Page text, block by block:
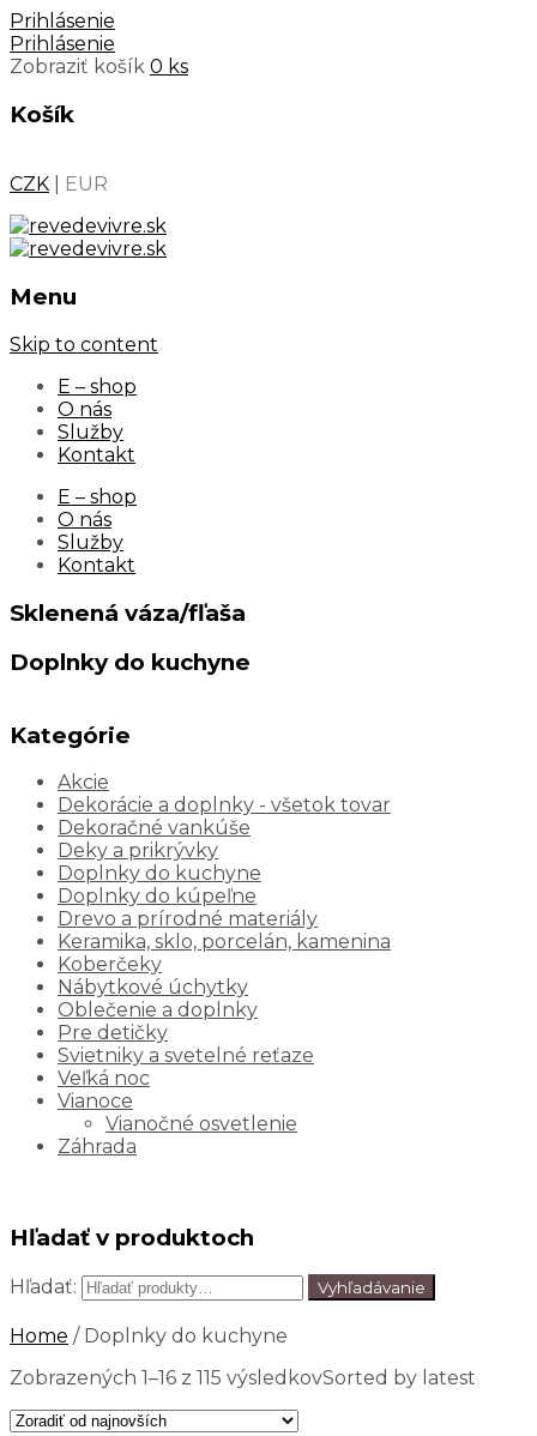
Prihlásenie
Prihlásenie
Zobraziť košík 0 ks
Košík
CZK EUR
Menu
Skip to content
E – shop
O nás
Služby
Kontakt
E – shop
O nás
Služby
Kontakt
Sklenená váza/fľaša
Doplnky do kuchyne
Home / Doplnky do kuchyne
Zobrazených 1–16 z 115 výsledkovSorted by latest
Hľadať v produktoch
Hľadať: Vyhľadávanie
Kategórie
Akcie
Dekorácie a doplnky - všetok tovar
Dekoračné vankúše
Deky a prikrývky
Doplnky do kuchyne
Doplnky do kúpeľne
Drevo a prírodné materiály
Keramika, sklo, porcelán, kamenina
Koberčeky
Nábytkové úchytky
Oblečenie a doplnky
Pre detičky
Svietniky a svetelné reťaze
Veľká noc
Vianoce
Vianočné osvetlenie
Záhrada